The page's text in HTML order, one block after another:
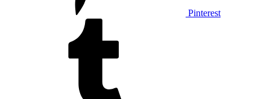
Pinterest